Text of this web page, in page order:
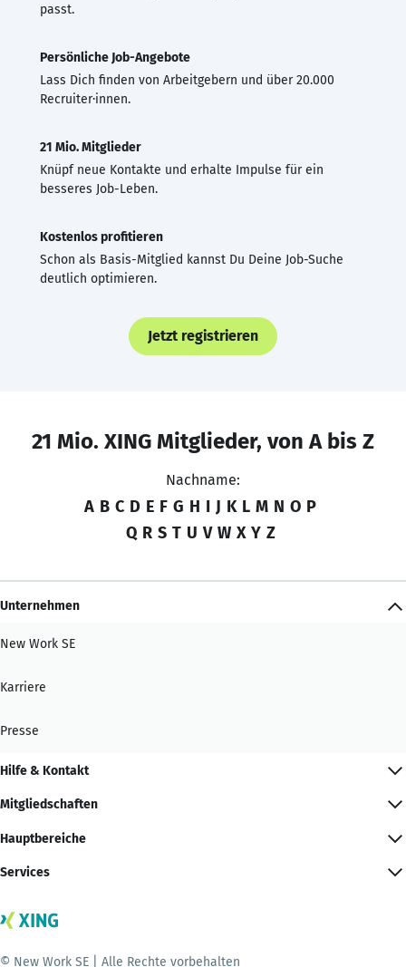
passt.
Persönliche Job-Angebote
Lass Dich finden von Arbeitgebern und über 20.000
Recruiter·innen.
21 Mio. Mitglieder
Knüpf neue Kontakte und erhalte Impulse für ein
besseres Job-Leben.
Kostenlos profitieren
Schon als Basis-Mitglied kannst Du Deine Job-Suche
deutlich optimieren.
Jetzt registrieren
21 Mio. XING Mitglieder, von A bis Z
Nachname:
A B C D E F G H I J K L M N O P
Q R S T U V W X Y Z
Unternehmen
New Work SE
Karriere
Presse
Hilfe & Kontakt
Mitgliedschaften
Hauptbereiche
Services
© New Work SE | Alle Rechte vorbehalten